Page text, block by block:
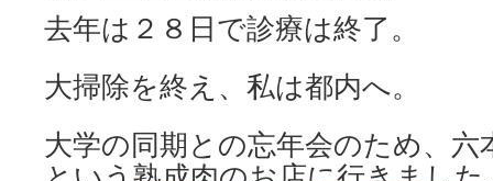
キ
プ
去年は２８日で診療は終了。
大掃除を終え、私は都内へ。
大学の同期との忘年会のため、六